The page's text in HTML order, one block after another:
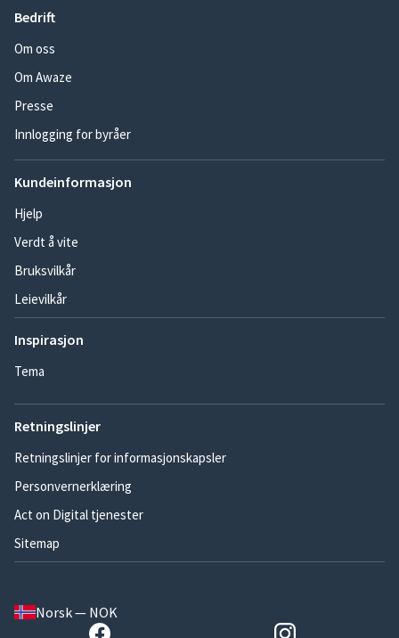
Bedrift
Om oss
Om Awaze
Presse
Innlogging for byråer
Kundeinformasjon
Hjelp
Verdt å vite
Bruksvilkår
Leievilkår
Inspirasjon
Tema
Retningslinjer
Retningslinjer for informasjonskapsler
Personvernerklæring
Act on Digital tjenester
Sitemap
Norsk — NOK